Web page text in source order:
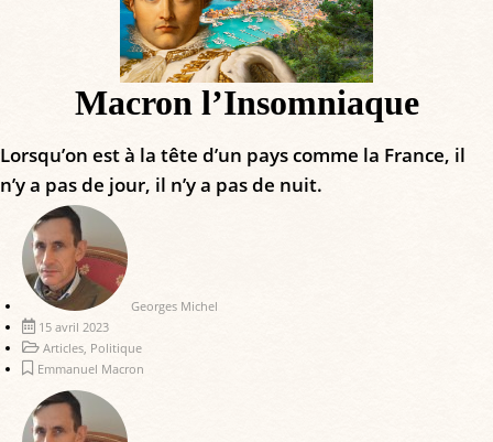
Macron l’Insomniaque
Lorsqu’on est à la tête d’un pays comme la France, il
n’y a pas de jour, il n’y a pas de nuit.
Georges Michel
15 avril 2023
Articles, Politique
Emmanuel Macron